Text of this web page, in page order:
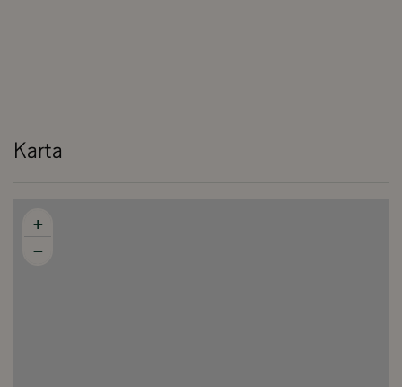
Karta
+
−